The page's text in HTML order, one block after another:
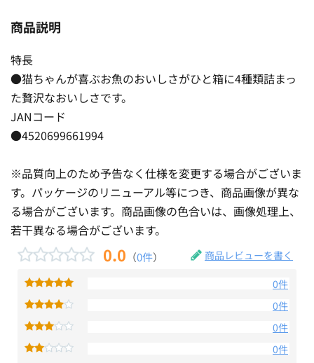
商品説明
特長
●猫ちゃんが喜ぶお魚のおいしさがひと箱に4種類詰まっ
た贅沢なおいしさです。
JANコード
●4520699661994
※品質向上のため予告なく仕様を変更する場合がございま
す。パッケージのリニューアル等につき、商品画像が異な
る場合がございます。商品画像の色合いは、画像処理上、
若干異なる場合がございます。
0.0 （0件） 商品レビューを書く
0件
0件
0件
0件